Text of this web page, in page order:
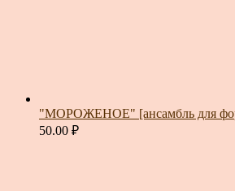
"МОРОЖЕНОЕ" [ансамбль для
50.00 ₽